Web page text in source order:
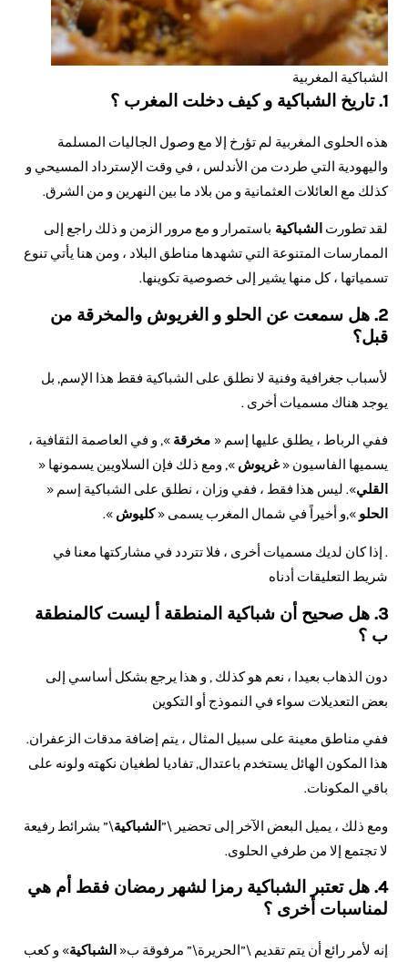
الشباكية المغربية
1. تاريخ الشباكية و كيف دخلت المغرب ؟
هذه الحلوى المغربية لم تؤرخ إلا مع وصول الجاليات المسلمة
واليهودية التي طردت من الأندلس ، في وقت الإسترداد المسيحي و
كذلك مع العائلات العثمانية و من بلاد ما بين النهرين و من الشرق.
لقد تطورت الشباكية باستمرار و مع مرور الزمن و ذلك راجع إلى
الممارسات المتنوعة التي تشهدها مناطق البلاد ، ومن هنا يأتي تنوع
تسمياتها ، كل منها يشير إلى خصوصية تكوينها.
2. هل سمعت عن الحلو و الغريوش والمخرقة من
قبل؟
لأسباب جغرافية وفنية لا نطلق على الشباكية فقط هذا الإسم, بل
يوجد هناك مسميات أخرى .
ففي الرباط ، يطلق عليها إسم « مخرقة », و في العاصمة الثقافية ،
يسميها الفاسيون «غريوش », ومع ذلك فإن السلاويين يسمونها «
القلي». ليس هذا فقط ، ففي وزان ، نطلق على الشباكية إسم «
الحلو »,و أخيراً في شمال المغرب يسمى «كليوش ».
. إذا كان لديك مسميات أخرى ، فلا تتردد في مشاركتها معنا في
شريط التعليقات أدناه
3. هل صحيح أن شباكية المنطقة أ ليست كالمنطقة
ب ؟
دون الذهاب بعيدا ، نعم هو كذلك , و هذا يرجع بشكل أساسي إلى
بعض التعديلات سواء في النموذج أو التكوين
ففي مناطق معينة على سبيل المثال ، يتم إضافة مدقات الزعفران.
هذا المكون الهائل يستخدم باعتدال, تفاديا لطغيان نكهته ولونه على
باقي المكونات.
ومع ذلك ، يميل البعض الآخر إلى تحضير \” الشباكية\” بشرائط رفيعة
لا تجتمع إلا من طرفي الحلوى.
4. هل تعتبر الشباكية رمزا لشهر رمضان فقط أم هي
لمناسبات أخرى ؟
إنه لأمر رائع أن يتم تقديم \”الحريرة\” مرفوقة ب« الشباكية» و كعب